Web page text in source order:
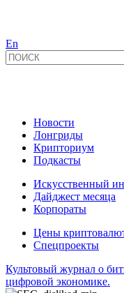
En
Новости
Лонгриды
Крипториум
Подкасты
Искусственный
Дайджест месяца
Корпораты
Цены
Спецпроекты
Культовый журнал о
цифровой экономике.